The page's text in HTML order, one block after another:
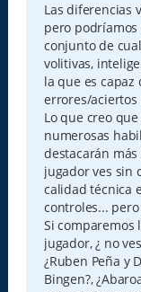
Las diferencias
pero
conjunto de
volitivas,
la que es
errores/aciertos
Lo que creo
numerosas
destacarán
jugador ves sin
calidad técnica
controles...
Si comparemos
jugador, ¿ no
¿Ruben Peña y
Bingen?,